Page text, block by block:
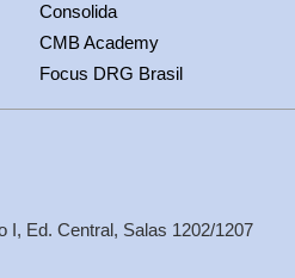
Consolida
CMB Academy
Focus DRG Brasil
I, Ed. Central, Salas 1202/1207